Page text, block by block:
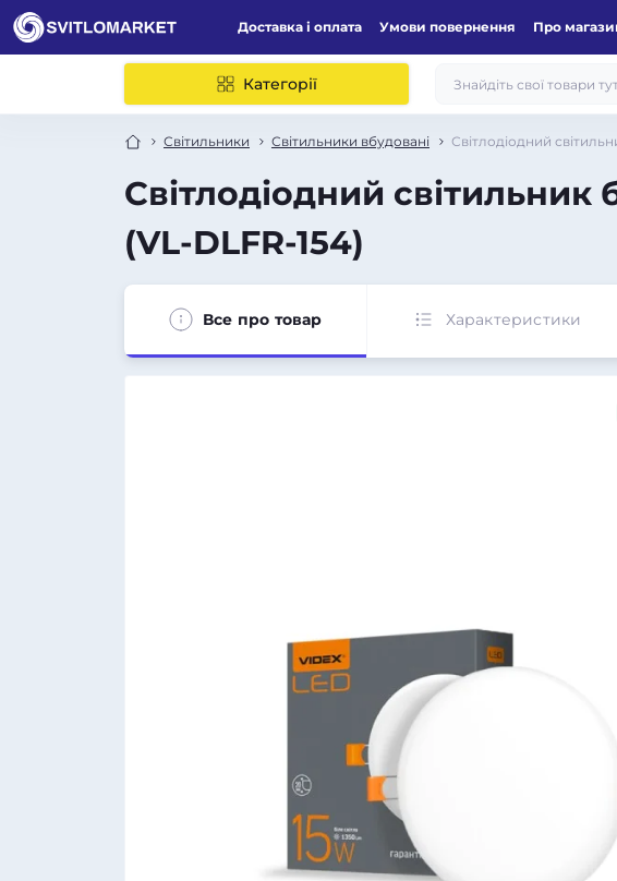
Доставка і оплата Умови повернення Про
Категорії
Світильники Світильники вбудовані Світлодіодний
Світлодіодний
(VL-DLFR-154)
Все про товар Характеристики